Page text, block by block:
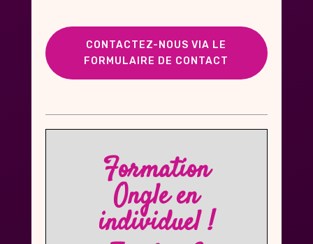
CONTACTEZ-NOUS VIA LE
FORMULAIRE DE CONTACT
Formation
Ongle en
individuel !